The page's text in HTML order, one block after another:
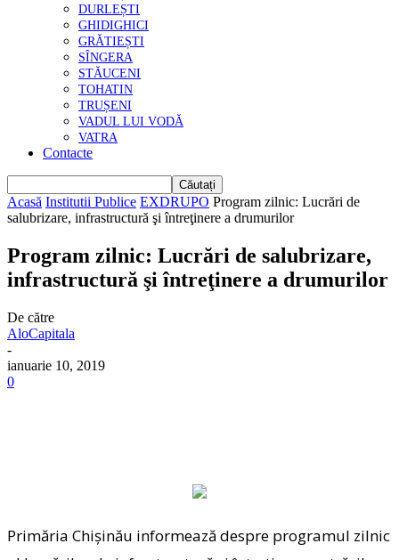
DURLEȘTI
GHIDIGHICI
GRĂTIEȘTI
SÎNGERA
STĂUCENI
TOHATIN
TRUȘENI
VADUL LUI VODĂ
VATRA
Contacte
Acasă Institutii Publice EXDRUPO Program zilnic: Lucrări de
salubrizare, infrastructură şi întreţinere a drumurilor
Program zilnic: Lucrări de salubrizare,
infrastructură şi întreţinere a drumurilor
De către
AloCapitala
-
ianuarie 10, 2019
0
Primăria Chişinău informează despre programul zilnic